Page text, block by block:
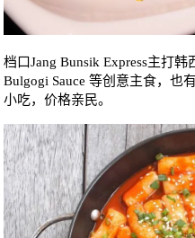
档口Jang Bunsik Express主打
Bulgogi Sauce 等创意主食，也
小吃，价格亲民。